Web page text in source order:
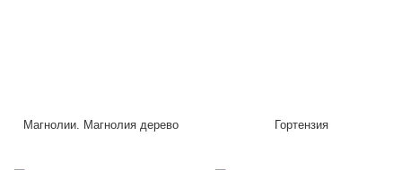
Магнолии. Магнолия дерево Гортензия